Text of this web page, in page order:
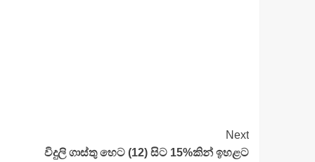
Next
විදුලි ගාස්තු හෙට (12) සිට 15%කින් ඉහළට